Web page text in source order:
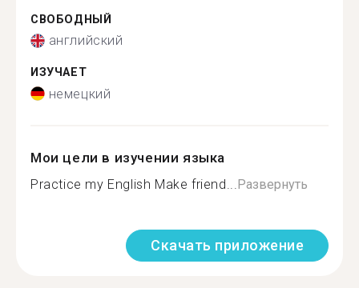
СВОБОДНЫЙ
английский
ИЗУЧАЕТ
немецкий
Мои цели в изучении языка
Practice my English Make friend... Развернуть
Скачать приложение